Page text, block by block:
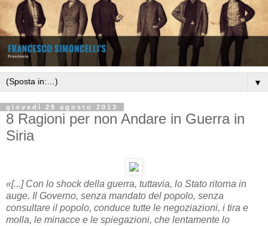
▼
giovedì 29 agosto 2013
8 Ragioni per non Andare in Guerra in
Siria
«[...] Con lo shock della guerra, tuttavia, lo Stato ritorna in
auge. Il Governo, senza mandato del popolo, senza
consultare il popolo, conduce tutte le negoziazioni, i tira e
molla, le minacce e le spiegazioni, che lentamente lo